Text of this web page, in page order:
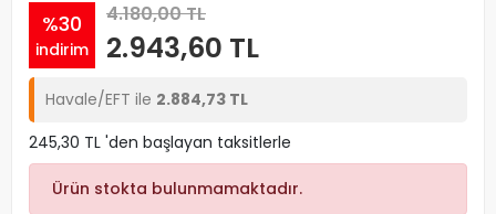
%30
indirim
4.180,00 TL
2.943,60 TL
Havale/EFT ile 2.884,73 TL
245,30 TL 'den başlayan taksitlerle
Ürün stokta bulunmamaktadır.